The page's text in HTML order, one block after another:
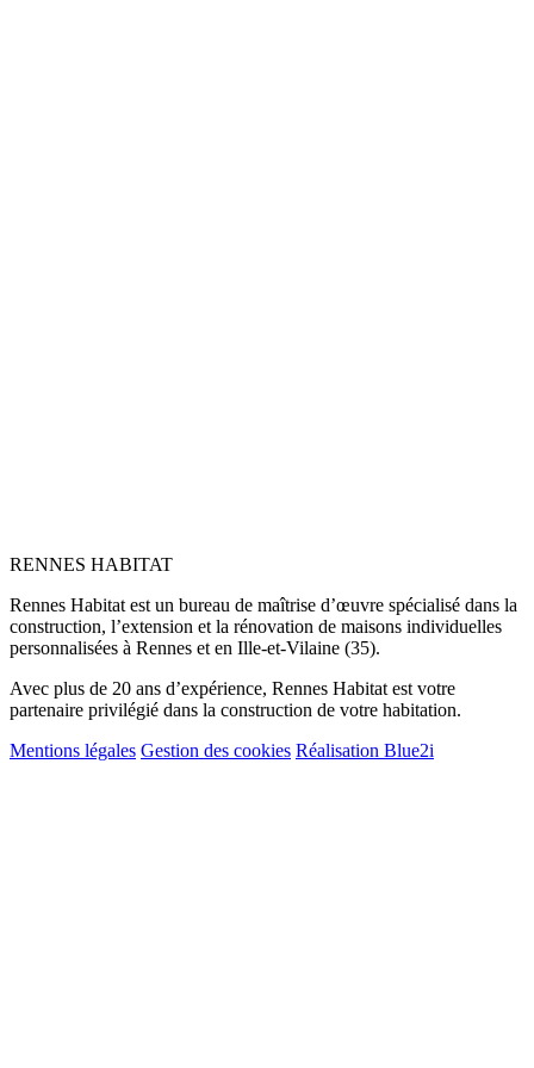
RENNES HABITAT
Rennes Habitat est un bureau de maîtrise d’œuvre spécialisé dans la
construction, l’extension et la rénovation de maisons individuelles
personnalisées à Rennes et en Ille-et-Vilaine (35).
Avec plus de 20 ans d’expérience, Rennes Habitat est votre
partenaire privilégié dans la construction de votre habitation.
Mentions légales Gestion des cookies Réalisation Blue2i